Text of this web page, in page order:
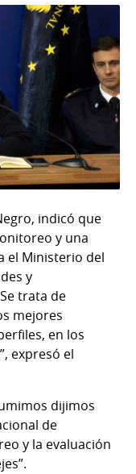
indicó que
y una
el Ministerio del
y
trata de
mejores
en los
expresó el
dijimos
de
y la evaluación